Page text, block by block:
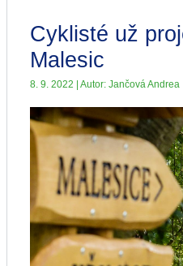
Cyklisté už
Malesic
8. 9. 2022 | Autor: Jančová Andrea